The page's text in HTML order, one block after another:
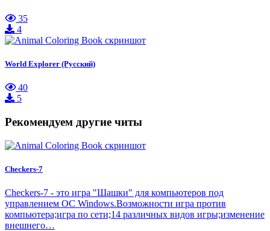
35
4
World Explorer (Русский)
40
5
Рекомендуем другие читы
Checkers-7
Checkers-7 - это игра "Шашки" для компьютеров под
управлением ОС Windows.Возможности игра против
компьютера;игра по сети;14 различных видов игры;изменение
внешнего…